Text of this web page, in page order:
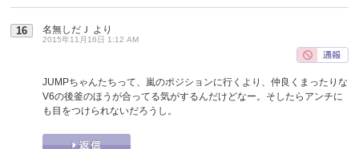
16 名無しだＪ より
2015年11月16日 1:12 AM
JUMPちゃんたちって、嵐のポジションに行くより、仲良くまったりな
V6の後釜のほうが合ってる気がするんだけどなー。そしたらアンチに
も目をつけられないだろうし。